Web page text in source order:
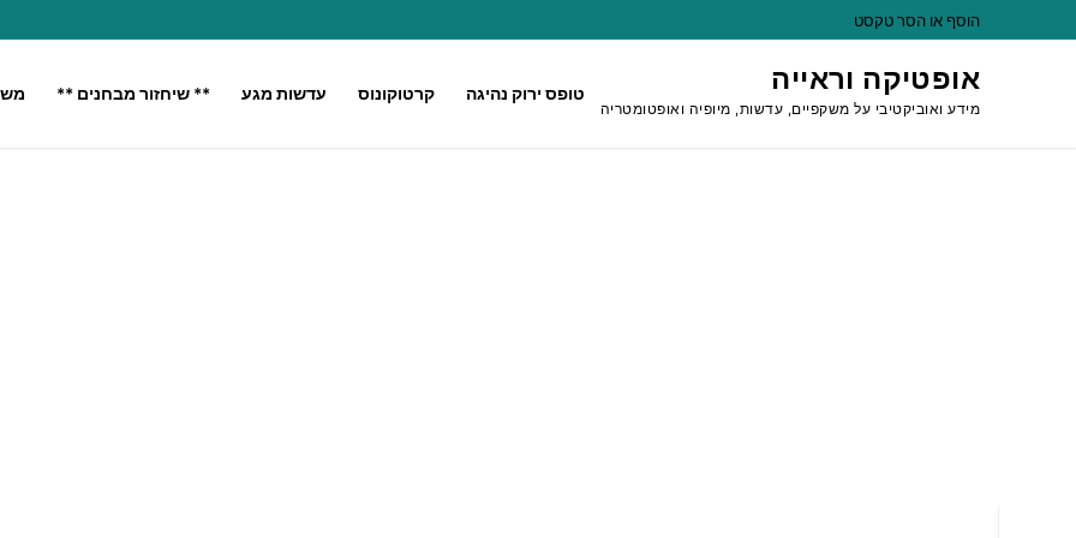
לתוכן
הוסף או הסר טקסט
אופטיקה וראייה
מידע ואוביקטיבי על משקפיים, עדשות, מיופיה ואופטומטריה
** שיחזור מבחנים ** עדשות מגע קרטוקונוס טופס ירוק נהיגה